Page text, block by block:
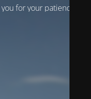
for your patience!